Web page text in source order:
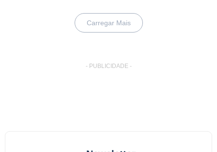
Carregar Mais
- PUBLICIDADE -